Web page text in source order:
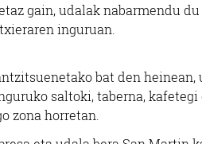
gain, udalak nabarmendu
inguruan.
bat den
saltoki, taberna,
zona horretan.